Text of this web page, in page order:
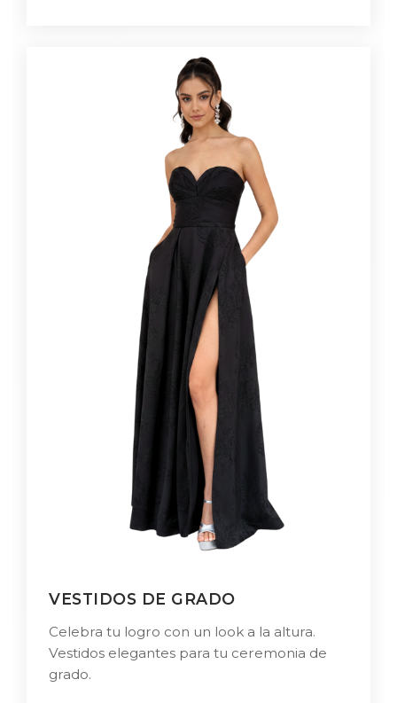
VESTIDOS DE GRADO
Celebra tu logro con un look a la altura.
Vestidos elegantes para tu ceremonia de
grado.